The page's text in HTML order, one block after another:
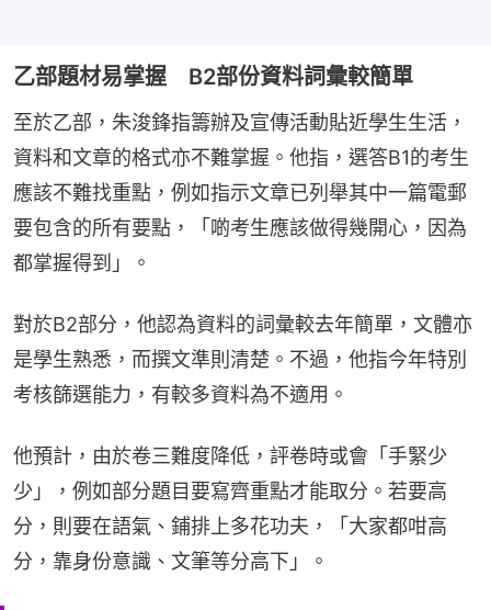
乙部題材易掌握 B2部份資料詞彙較簡單
至於乙部，朱浚鋒指籌辦及宣傳活動貼近學生生活，
資料和文章的格式亦不難掌握。他指，選答B1的考生
應該不難找重點，例如指示文章已列舉其中一篇電郵
要包含的所有要點，「啲考生應該做得幾開心，因為
都掌握得到」。
對於B2部分，他認為資料的詞彙較去年簡單，文體亦
是學生熟悉，而撰文準則清楚。不過，他指今年特別
考核篩選能力，有較多資料為不適用。
他預計，由於卷三難度降低，評卷時或會「手緊少
少」，例如部分題目要寫齊重點才能取分。若要高
分，則要在語氣、鋪排上多花功夫，「大家都咁高
分，靠身份意識、文筆等分高下」。